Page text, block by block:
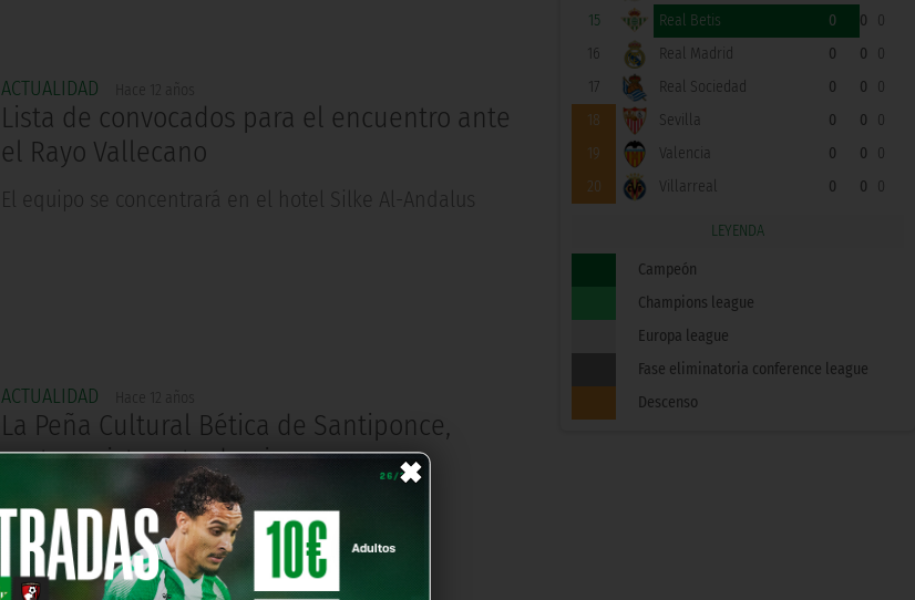
×
15
Real Betis 0 0
0
16
Real Madrid 0 0
0
17
Real Sociedad 0 0
0
18
Sevilla 0 0
0
19
Valencia 0 0
0
20
Villarreal 0 0 0
LEYENDA
Campeón
Champions league
Europa league
Fase eliminatoria conference league
Descenso
ACTUALIDAD Hace 12 años
Lista de convocados para el encuentro ante
el Rayo Vallecano
El equipo se concentrará en el hotel Silke Al-Andalus
ACTUALIDAD Hace 12 años
La Peña Cultural Bética de Santiponce,
protagonista este domingo
'Un partido, una Peña'